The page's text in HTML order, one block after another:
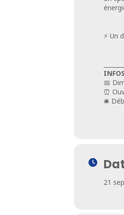
⚡ Un
📅
⏰
🛎️
21